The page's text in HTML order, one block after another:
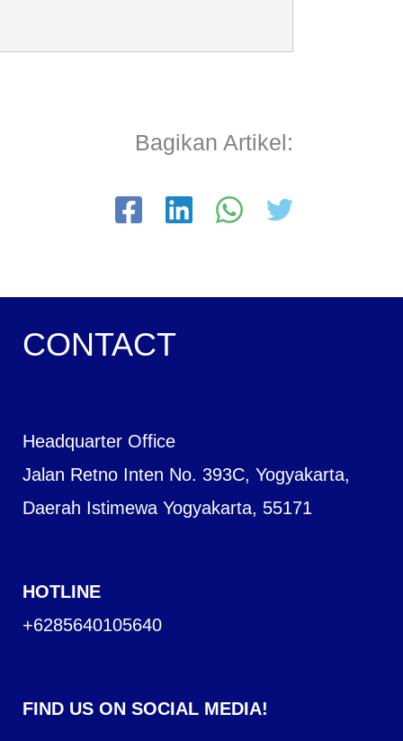
Bagikan Artikel:
CONTACT
Headquarter Office
Jalan Retno Inten No. 393C, Yogyakarta,
Daerah Istimewa Yogyakarta, 55171
HOTLINE
+6285640105640
FIND US ON SOCIAL MEDIA!